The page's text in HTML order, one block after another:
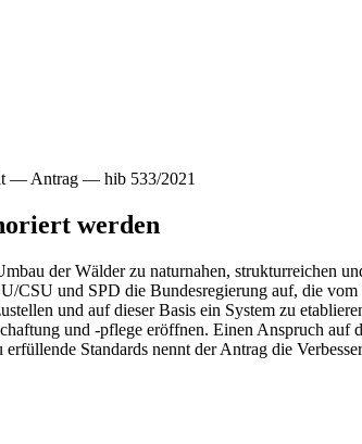
— Antrag — hib 533/2021
werden
der Wälder zu naturnahen, strukturreichen
CSU und SPD die Bundesregierung auf, die
und auf dieser Basis ein System zu
und -pflege eröffnen. Einen Anspruch
Standards nennt der Antrag die